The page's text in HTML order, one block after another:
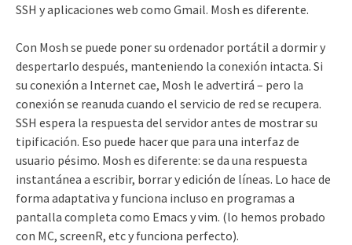
SSH y aplicaciones web como Gmail. Mosh es diferente.
Con Mosh se puede poner su ordenador portátil a dormir y
despertarlo después, manteniendo la conexión intacta. Si
su conexión a Internet cae, Mosh le advertirá – pero la
conexión se reanuda cuando el servicio de red se recupera.
SSH espera la respuesta del servidor antes de mostrar su
tipificación. Eso puede hacer que para una interfaz de
usuario pésimo. Mosh es diferente: se da una respuesta
instantánea a escribir, borrar y edición de líneas. Lo hace de
forma adaptativa y funciona incluso en programas a
pantalla completa como Emacs y vim. (lo hemos probado
con MC, screenR, etc y funciona perfecto).